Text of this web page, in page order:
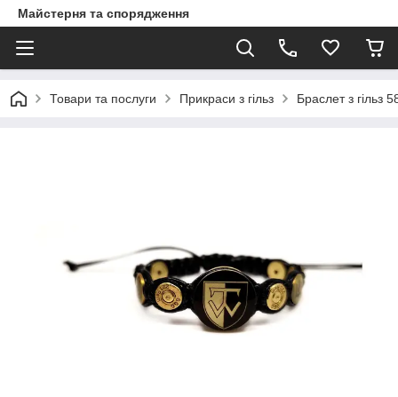
Майстерня та спорядження
Товари та послуги Прикраси з гільз Браслет з гільз